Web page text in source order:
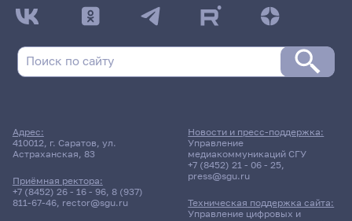
ДАТА ПОСЛЕДНЕГО ОБНОВЛЕНИЯ:
НЕ ОБНОВЛЯЛОСЬ
Философия
1312гр., БППФ
Д/о
Адрес:
410012, г. Саратов, ул.
Астраханская, 83
Приёмная ректора:
+7 (8452) 26 - 16 - 96, 8 (937)
811-67-46, rector@sgu.ru
Новости и пресс-поддержка:
Управление
медиакоммуникаций СГУ
+7 (8452) 21 - 06 - 25,
press@sgu.ru
Техническая поддержка сайта:
Управление цифровых и